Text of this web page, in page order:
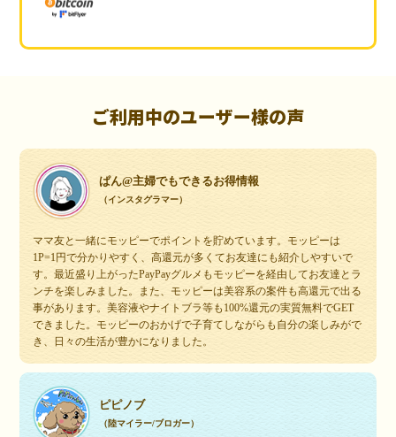
ご利用中のユーザー様の声
ぱん@主婦でもできるお得情報
（インスタグラマー）
ママ友と一緒にモッピーでポイントを貯めています。モッピーは
1P=1円で分かりやすく、高還元が多くてお友達にも紹介しやすいで
す。最近盛り上がったPayPayグルメもモッピーを経由してお友達とラ
ンチを楽しみました。また、モッピーは美容系の案件も高還元で出る
事があります。美容液やナイトブラ等も100%還元の実質無料でGET
できました。モッピーのおかげで子育てしながらも自分の楽しみがで
き、日々の生活が豊かになりました。
ピピノブ
（陸マイラー/ブロガー）